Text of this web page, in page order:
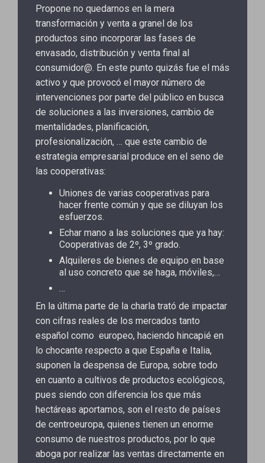
Propone no quedarnos en la mera
transformación y venta a granel de los
productos sino incorporar las fases de
envasado, distribución y venta final al
consumidor@. En este punto quizás fue el más
activo y que provocó el mayor número de
intervenciones por parte del público en busca
de soluciones a las inversiones, cambio de
mentalidades, planificación,
profesionalización, … que este cambio de
estrategia empresarial produce en el seno de
las cooperativas:
Uniones de varias cooperativas para
hacer frente común y que se diluyan los
esfuerzos.
Echar mano a las soluciones que ya hay:
Cooperativas de 2º, 3º grado.
Alquileres de bienes de equipo en base
al uso concreto que se haga, móviles,…
…
En la última parte de la charla trató de impactar
con cifras reales de los mercados tanto
español como europeo, haciendo hincapié en
lo chocante respecto a que España e Italia,
suponen la despensa de Europa, sobre todo
en cuanto a cultivos de productos ecológicos,
pues siendo con diferencia los que más
hectáreas aportamos, son el resto de países
de centroeuropa, quienes tienen un enorme
consumo de nuestros productos, por lo que
aboga por realizar las ventas directamente en